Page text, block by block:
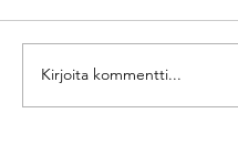
Hieronnat hinnasto ja
kuvaukset
Kirjoita kommentti...